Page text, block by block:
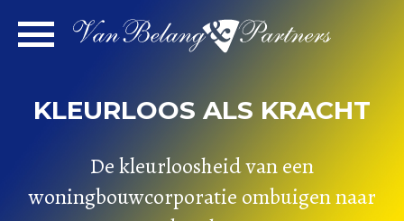
Spring
naar
KLEURLOOS ALS KRACHT
De kleurloosheid van een
woningbouwcorporatie ombuigen naar